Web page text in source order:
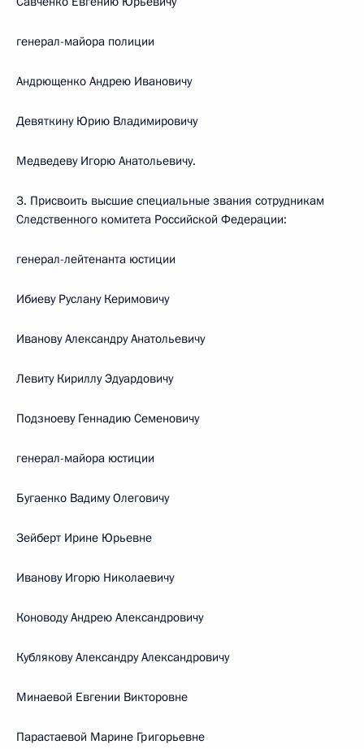
генерал-майора полиции
Андрющенко Андрею Ивановичу
Девяткину Юрию Владимировичу
Медведеву Игорю Анатольевичу.
3. Присвоить высшие специальные звания сотрудникам
Следственного комитета Российской Федерации:
генерал-лейтенанта юстиции
Ибиеву Руслану Керимовичу
Иванову Александру Анатольевичу
Левиту Кириллу Эдуардовичу
Подзноеву Геннадию Семеновичу
генерал-майора юстиции
Бугаенко Вадиму Олеговичу
Зейберт Ирине Юрьевне
Иванову Игорю Николаевичу
Коноводу Андрею Александровичу
Кублякову Александру Александровичу
Минаевой Евгении Викторовне
Парастаевой Марине Григорьевне